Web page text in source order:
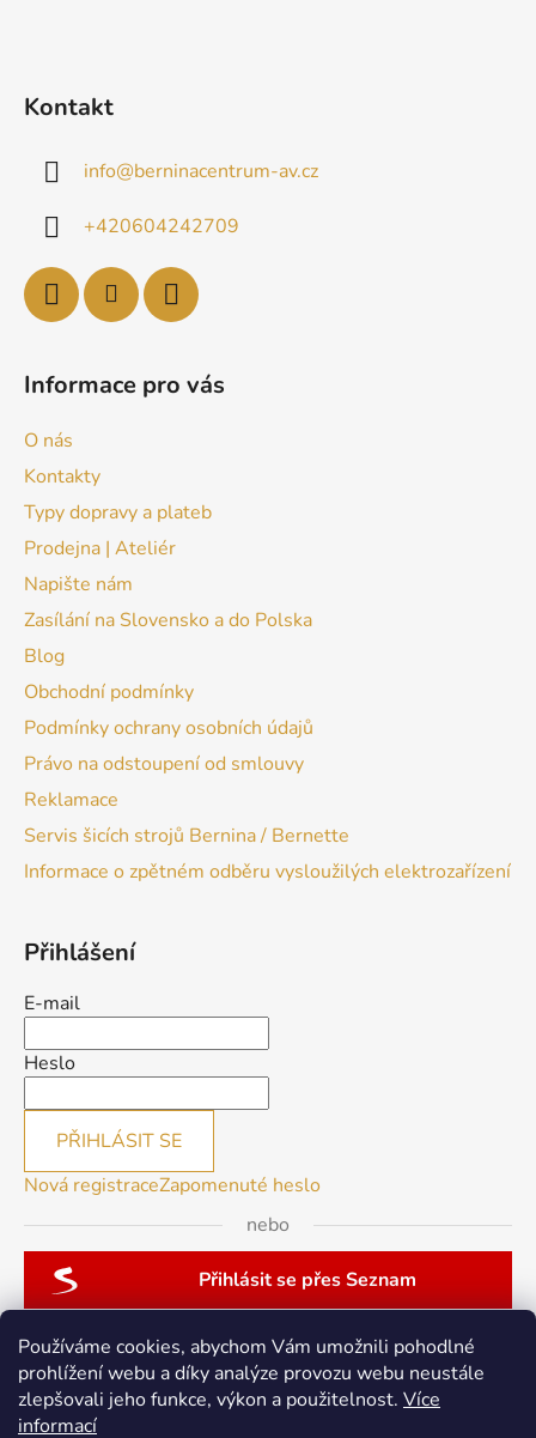
Používáme cookies, abychom Vám umožnili pohodlné
prohlížení webu a díky analýze provozu webu neustále
zlepšovali jeho funkce, výkon a použitelnost. Více
informací
Kontakt
info@berninacentrum-av.cz
+420604242709
Informace pro vás
O nás
Kontakty
Typy dopravy a plateb
Prodejna | Ateliér
Napište nám
Zasílání na Slovensko a do Polska
Blog
Obchodní podmínky
Podmínky ochrany osobních údajů
Právo na odstoupení od smlouvy
Reklamace
Servis šicích strojů Bernina / Bernette
Informace o zpětném odběru vysloužilých elektrozařízení
Přihlášení
E-mail
Heslo
PŘIHLÁSIT SE
Nová registraceZapomenuté heslo
nebo
Přihlásit se přes Seznam
patchwork-aja.cz